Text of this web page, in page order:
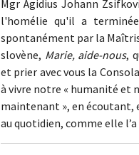
Mgr Ägidius Johann
l'homélie qu'il a
spontanément par la
slovène, Marie, aide-nous,
et prier avec vous la
à vivre notre « humanité et
maintenant », en écoutant,
au quotidien, comme elle